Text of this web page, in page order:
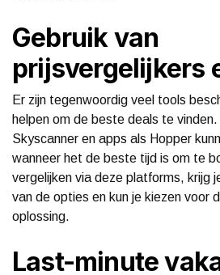
Gebruik van
prijsvergelijkers
Er zijn tegenwoordig veel tools
helpen om de beste deals te
Skyscanner en apps als Hopper
wanneer het de beste tijd is om te
vergelijken via deze platforms, krijg
van de opties en kun je kiezen voor
oplossing.
Last-minute